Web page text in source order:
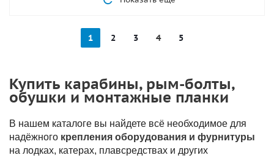
1 2 3 4 5
Купить карабины, рым-болты,
обушки и монтажные планки
В нашем каталоге вы найдете всё необходимое для
надёжного крепления оборудования и фурнитуры
на лодках, катерах, плавсредствах и других